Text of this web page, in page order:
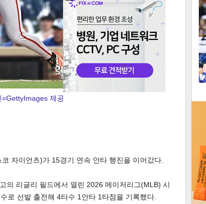
url 복
=GettyImages 제공
자이언츠)가 15경기 연속 안타 행진을 이어갔다.
의 리글리 필드에서 열린 2026 메이저리그(MLB) 시
로 선발 출전해 4타수 1안타 1타점을 기록했다.
연예
2